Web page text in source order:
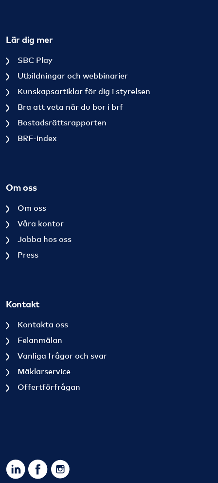
Lär dig mer
SBC Play
Utbildningar och webbinarier
Kunskapsartiklar för dig i styrelsen
Bra att veta när du bor i brf
Bostadsrättsrapporten
BRF-index
Om oss
Om oss
Våra kontor
Jobba hos oss
Press
Kontakt
Kontakta oss
Felanmälan
Vanliga frågor och svar
Mäklarservice
Offertförfrågan